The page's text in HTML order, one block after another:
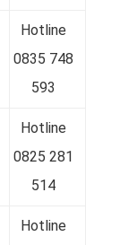
Hotline
0835 748
593
Hotline
0825 281
514
Hotline